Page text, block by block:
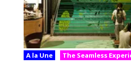
A la Une The Seamless